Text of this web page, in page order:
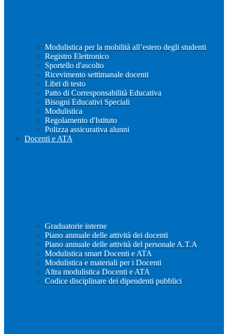
Modulistica per la mobilità all’estero degli studenti
Registro Elettronico
Sportello d'ascolto
Ricevimento settimanale docenti
Libri di testo
Patto di Corresponsabilità Educativa
Bisogni Educativi Speciali
Modulistica
Regolamento d'Istituto
Polizza assicurativa alunni
Docenti e ATA
Graduatorie interne
Piano annuale delle attività dei docenti
Piano annuale delle attività del personale A.T.A
Modulistica smart Docenti e ATA
Modulistica e materiali per i Docenti
Altra modulistica Docenti e ATA
Codice disciplinare dei dipendenti pubblici